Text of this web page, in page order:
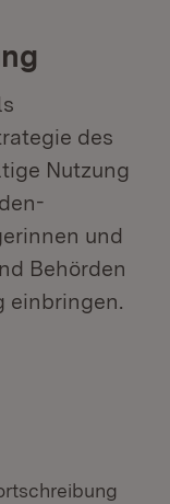
des
Nutzung
und
Behörden
einbringen.